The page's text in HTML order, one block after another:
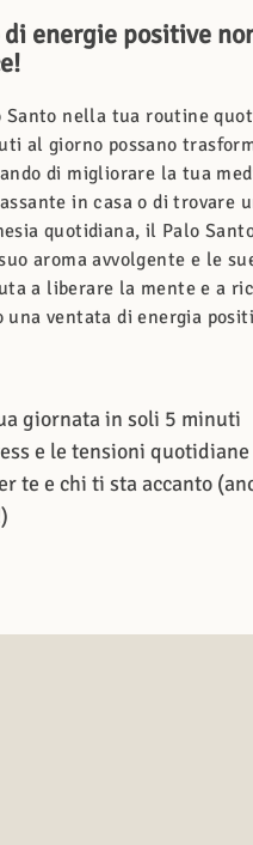
di energie positive
nella tua routine
al giorno possano
di migliorare la tua
in casa o di trovare
quotidiana, il Palo
aroma avvolgente e le
a liberare la mente e a
una ventata di energia
giornata in soli 5 minuti
e le tensioni quotidiane
te e chi ti sta accanto